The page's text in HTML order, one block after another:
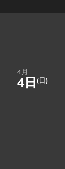
4月
4日 (日)